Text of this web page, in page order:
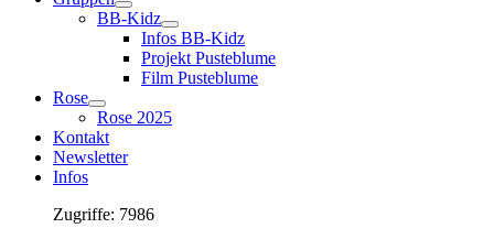
BB-Kidz
Infos BB-Kidz
Projekt Pusteblume
Film Pusteblume
Rose
Rose 2025
Kontakt
Newsletter
Infos
Zugriffe: 7986